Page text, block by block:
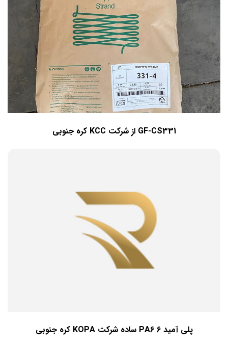
GF-CS331 از شرکت KCC کره جنوبی
پلی آمید 6 PA6 ساده شرکت KOPA کره جنوبی